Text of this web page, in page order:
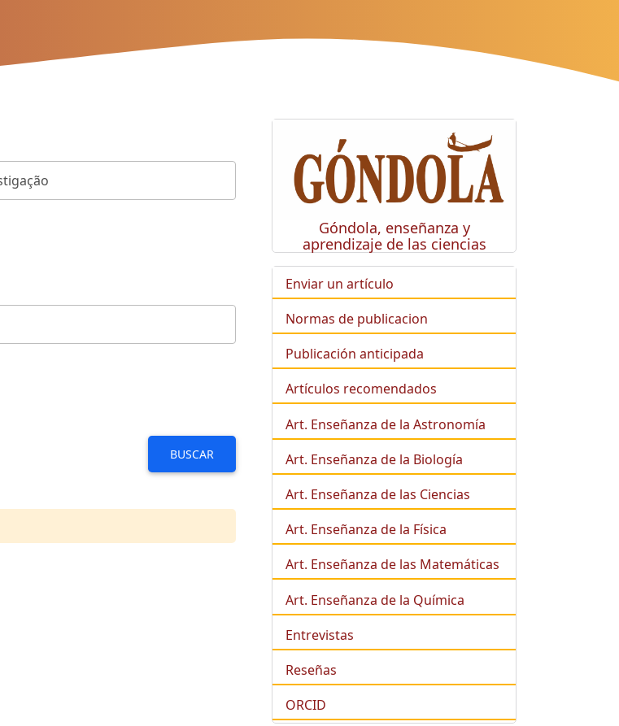
BUSCAR
Góndola, enseñanza y
aprendizaje de las ciencias
Enviar un artículo
Normas de publicacion
Publicación anticipada
Artículos recomendados
Art. Enseñanza de la Astronomía
Art. Enseñanza de la Biología
Art. Enseñanza de las Ciencias
Art. Enseñanza de la Física
Art. Enseñanza de las Matemáticas
Art. Enseñanza de la Química
Entrevistas
Reseñas
ORCID